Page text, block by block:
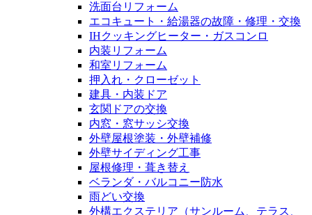
洗面台リフォーム
エコキュート・給湯器の故障・修理・交換
IHクッキングヒーター・ガスコンロ
内装リフォーム
和室リフォーム
押入れ・クローゼット
建具・内装ドア
玄関ドアの交換
内窓・窓サッシ交換
外壁屋根塗装・外壁補修
外壁サイディング工事
屋根修理・葺き替え
ベランダ・バルコニー防水
雨どい交換
外構エクステリア（サンルーム、テラス、